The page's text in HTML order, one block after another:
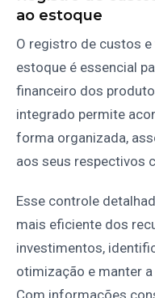
ao estoque
O registro de custos
estoque é essencial
financeiro dos
integrado permite
forma organizada,
aos seus respectivos
Esse controle
mais eficiente dos
investimentos,
otimização e manter
Com informações